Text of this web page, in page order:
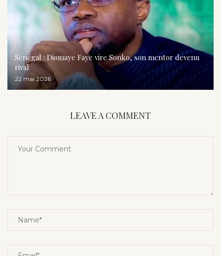
Sénégal : Diomaye Faye vire Sonko, son mentor devenu
rival
22 mai 2026
LEAVE A COMMENT